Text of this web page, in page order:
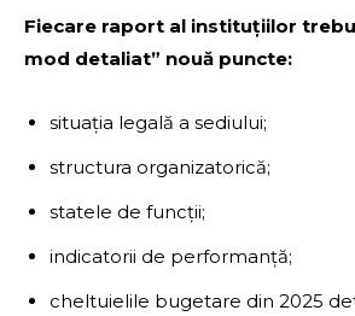
Fiecare raport al instituțiilor
mod detaliat” nouă puncte:
situația legală a sediului;
structura organizatorică;
statele de funcții;
indicatorii de performanță;
cheltuielile bugetare din 2025